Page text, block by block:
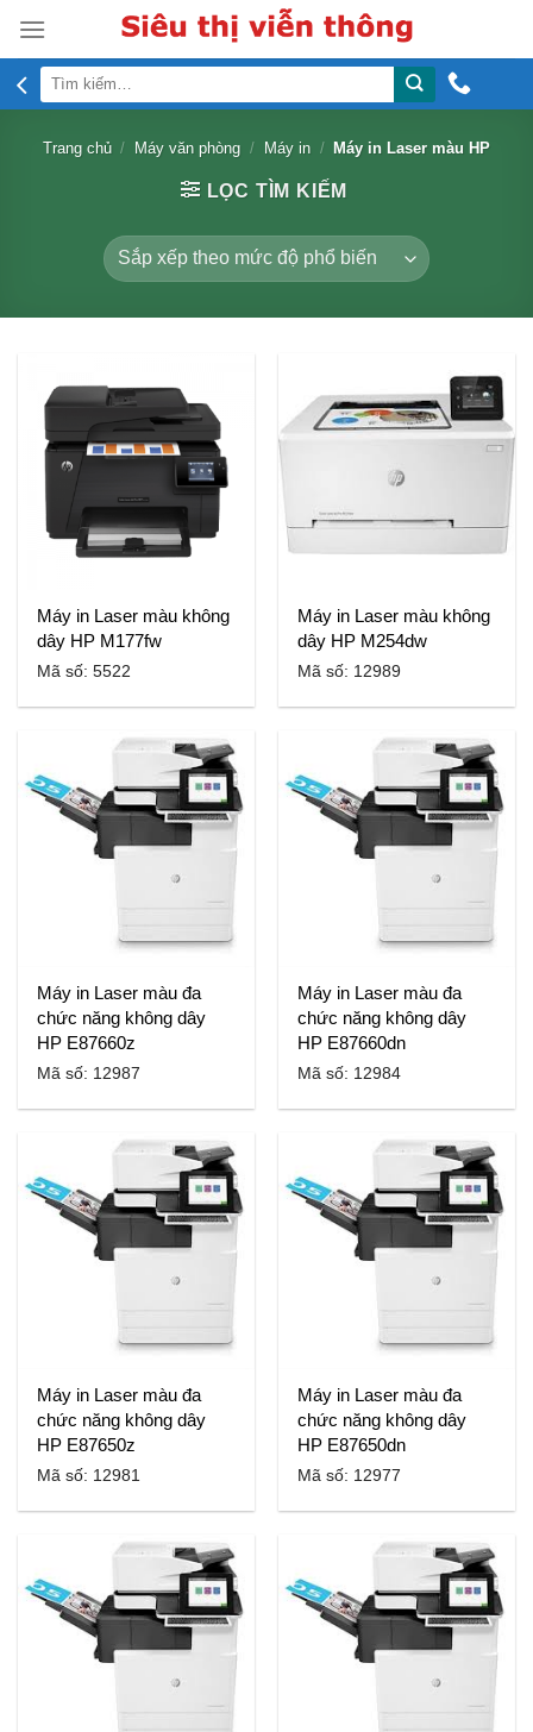
content
Tìm
kiếm:
Trang chủ / Máy văn phòng / Máy in / Máy in Laser màu HP
LỌC TÌM KIẾM
Máy in Laser màu không
dây HP M177fw
Mã số: 5522
Máy in Laser màu không
dây HP M254dw
Mã số: 12989
Máy in Laser màu đa
chức năng không dây
HP E87660z
Mã số: 12987
Máy in Laser màu đa
chức năng không dây
HP E87660dn
Mã số: 12984
Máy in Laser màu đa
chức năng không dây
HP E87650z
Mã số: 12981
Máy in Laser màu đa
chức năng không dây
HP E87650dn
Mã số: 12977